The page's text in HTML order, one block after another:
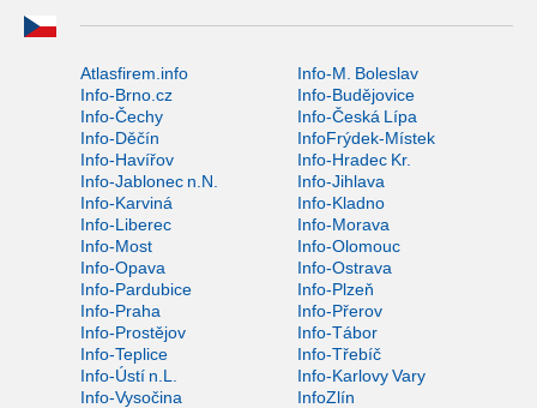
Atlasfirem.info
Info-M. Boleslav
Info-Brno.cz
Info-Budějovice
Info-Čechy
Info-Česká Lípa
Info-Děčín
InfoFrýdek-Místek
Info-Havířov
Info-Hradec Kr.
Info-Jablonec n.N.
Info-Jihlava
Info-Karviná
Info-Kladno
Info-Liberec
Info-Morava
Info-Most
Info-Olomouc
Info-Opava
Info-Ostrava
Info-Pardubice
Info-Plzeň
Info-Praha
Info-Přerov
Info-Prostějov
Info-Tábor
Info-Teplice
Info-Třebíč
Info-Ústí n.L.
Info-Karlovy Vary
Info-Vysočina
InfoZlín